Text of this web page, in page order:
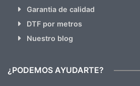
Garantia de calidad
DTF por metros
Nuestro blog
¿PODEMOS AYUDARTE?